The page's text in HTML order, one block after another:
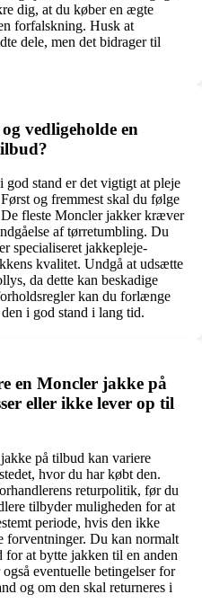
dig, at du køber en ægte
forfalskning. Husk at
dele, men det bidrager til
vedligeholde en
stand er det vigtigt at pleje
og fremmest skal du følge
fleste Moncler jakker kræver
af tørretumbling. Du
specialiseret jakkepleje-
kvalitet. Undgå at udsætte
da dette kan beskadige
kan du forlænge
i god stand i lang tid.
en Moncler jakke på
eller ikke lever op til
på tilbud kan variere
hvor du har købt den.
returpolitik, før du
tilbyder muligheden for at
periode, hvis den ikke
forventninger. Du kan normalt
at bytte jakken til en anden
eventuelle betingelser for
og om den skal returneres i